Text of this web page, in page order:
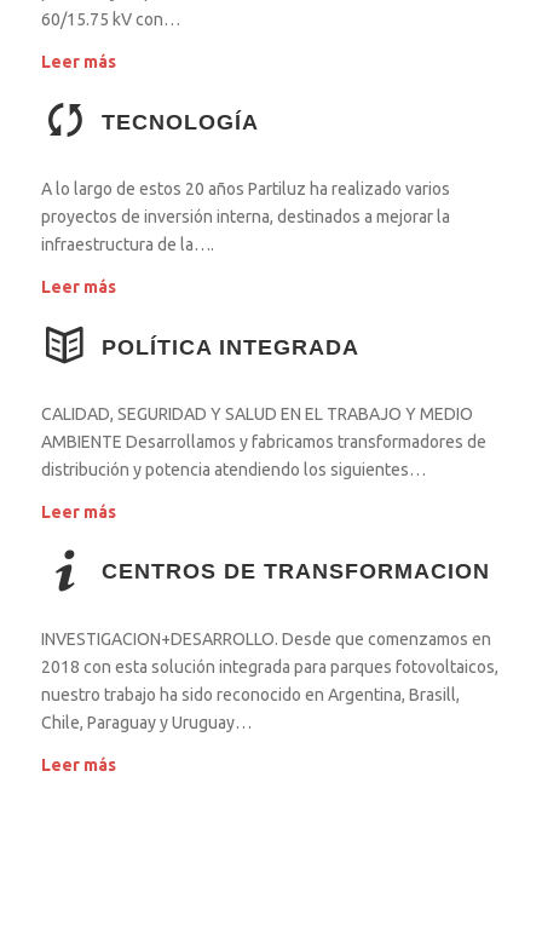
60/15.75 kV con…
Leer más
TECNOLOGÍA
A lo largo de estos 20 años Partiluz ha realizado varios
proyectos de inversión interna, destinados a mejorar la
infraestructura de la….
Leer más
POLÍTICA INTEGRADA
CALIDAD, SEGURIDAD Y SALUD EN EL TRABAJO Y MEDIO
AMBIENTE Desarrollamos y fabricamos transformadores de
distribución y potencia atendiendo los siguientes…
Leer más
CENTROS DE TRANSFORMACION
INVESTIGACION+DESARROLLO. Desde que comenzamos en
2018 con esta solución integrada para parques fotovoltaicos,
nuestro trabajo ha sido reconocido en Argentina, Brasill,
Chile, Paraguay y Uruguay…
Leer más